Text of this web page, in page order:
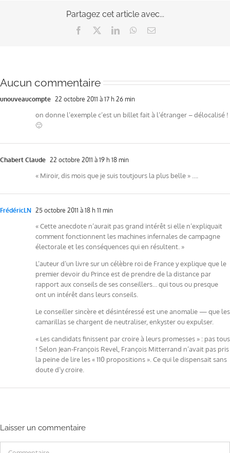
Partagez cet article avec...
Facebook LinkedInWhatsApp
Email
Aucun commentaire
unouveaucompte 22 octobre 2011 à 17 h 26 min
on donne l’exemple c’est un billet fait à l’étranger – délocalisé !
🙂
Chabert Claude 22 octobre 2011 à 19 h 18 min
« Miroir, dis mois que je suis toutjours la plus belle » ….
FrédéricLN 25 octobre 2011 à 18 h 11 min
« Cette anecdote n’aurait pas grand intérêt si elle n’expliquait
comment fonctionnent les machines infernales de campagne
électorale et les conséquences qui en résultent. »
L’auteur d’un livre sur un célèbre roi de France y explique que le
premier devoir du Prince est de prendre de la distance par
rapport aux conseils de ses conseillers… qui tous ou presque
ont un intérêt dans leurs conseils.
Le conseiller sincère et désintéressé est une anomalie — que les
camarillas se chargent de neutraliser, enkyster ou expulser.
« Les candidats finissent par croire à leurs promesses » : pas tous
! Selon Jean-François Revel, François Mitterrand n’avait pas pris
la peine de lire les « 110 propositions ». Ce qui le dispensait sans
doute d’y croire.
Laisser un commentaire